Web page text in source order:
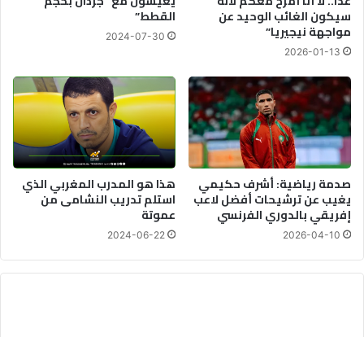
إ
ل
ى
ل
ا
ح
ت
ا
ج
ا
ت
سيكون الغائب الوحيد عن
مواجهة نيجيريا”
2026-01-13
القطط”
2024-07-30
صدمة رياضية: أشرف حكيمي
يغيب عن ترشيحات أفضل لاعب
إفريقي بالدوري الفرنسي
2026-04-10
هذا هو المدرب المغربي الذي
استلم تدريب النشامى من
عموتة
2024-06-22